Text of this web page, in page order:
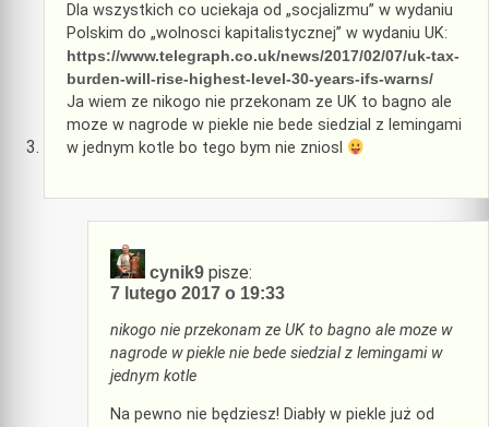
Dla wszystkich co uciekaja od „socjalizmu” w wydaniu
Polskim do „wolnosci kapitalistycznej” w wydaniu UK:
https://www.telegraph.co.uk/news/2017/02/07/uk-tax-
burden-will-rise-highest-level-30-years-ifs-warns/
Ja wiem ze nikogo nie przekonam ze UK to bagno ale
moze w nagrode w piekle nie bede siedzial z lemingami
w jednym kotle bo tego bym nie zniosl
cynik9 pisze:
7 lutego 2017 o 19:33
nikogo nie przekonam ze UK to bagno ale moze w
nagrode w piekle nie bede siedzial z lemingami w
jednym kotle
Na pewno nie będziesz! Diabły w piekle już od